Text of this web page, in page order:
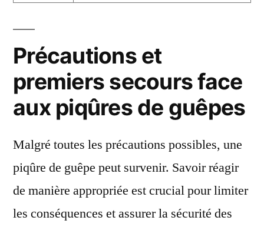
Précautions et
premiers secours face
aux piqûres de guêpes
Malgré toutes les précautions possibles, une
piqûre de guêpe peut survenir. Savoir réagir
de manière appropriée est crucial pour limiter
les conséquences et assurer la sécurité des